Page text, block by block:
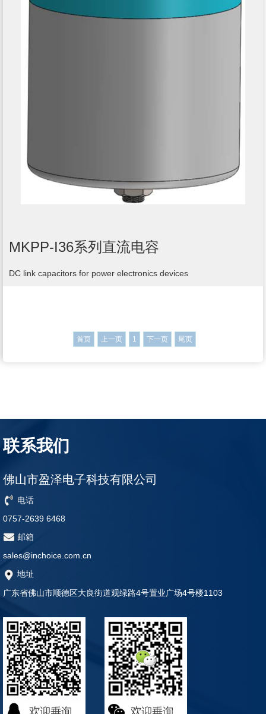
MKPP-I36系列直流电容
DC link capacitors for power electronics devices
首页 上一页 1 下一页 尾页
联系我们
佛山市盈泽电子科技有限公司
电话
0757-2639 6468
邮箱
sales@inchoice.com.cn
地址
广东省佛山市顺德区大良街道观绿路4号置业广场4号楼1103